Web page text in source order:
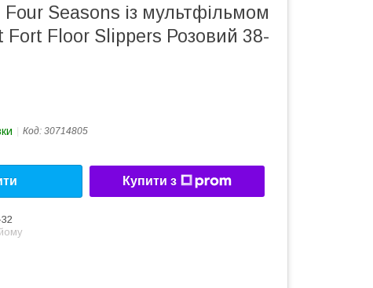
Seasons із мультфільмом
Fort Floor Slippers Розовий 38-
Код: 30714805
Купити з